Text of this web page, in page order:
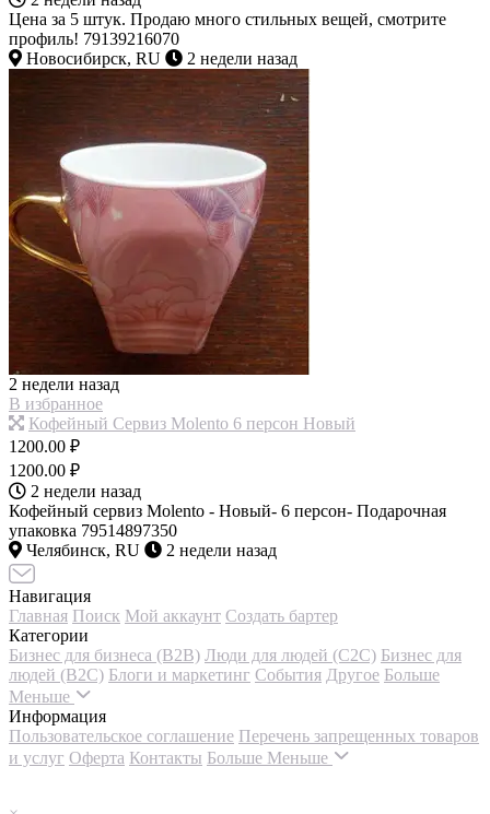
Цена за 5 штук. Продаю много стильных вещей, смотрите
профиль! 79139216070
Новосибирск, RU
2 недели назад
2 недели назад
В избранное
Кофейный Сервиз Molento 6 персон Новый
1200.00 ₽
1200.00 ₽
2 недели назад
Кофейный сервиз Molento - Новый- 6 персон- Подарочная
упаковка 79514897350
Челябинск, RU
2 недели назад
Навигация
Главная Поиск Мой аккаунт Создать бартер
Категории
Бизнес для бизнеса (B2B) Люди для людей (С2С) Бизнес для
людей (B2C) Блоги и маркетинг События Другое Больше
Меньше
Информация
Пользовательское соглашение Перечень запрещенных товаров
и услуг Оферта Контакты Больше Меньше